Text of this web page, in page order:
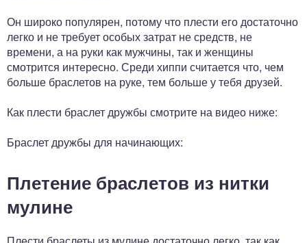
Он широко популярен, потому что плести его достаточно
легко и не требует особых затрат не средств, не
времени, а на руки как мужчины, так и женщины
смотрится интересно. Среди хиппи считается что, чем
больше браслетов на руке, тем больше у тебя друзей.
Как плести браслет дружбы смотрите на видео ниже:
Браслет дружбы для начинающих:
Плетение браслетов из нитки
мулине